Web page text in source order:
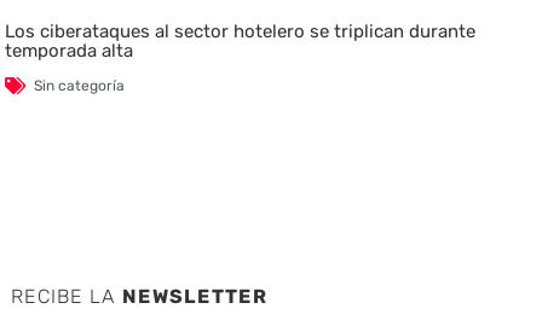
Los ciberataques al sector hotelero se triplican durante
temporada alta
Sin categoría
RECIBE LA NEWSLETTER